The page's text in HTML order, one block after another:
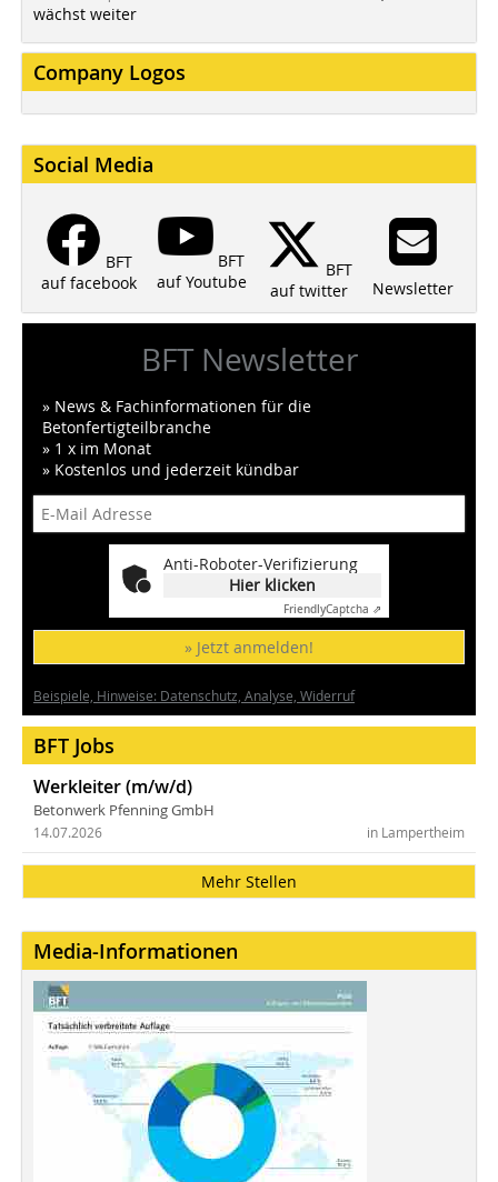
wächst weiter
Company Logos
Social Media
BFT
auf facebook
BFT
auf Youtube
BFT
auf twitter
Newsletter
BFT Newsletter
» News & Fachinformationen für die
Betonfertigteilbranche
» 1 x im Monat
» Kostenlos und jederzeit kündbar
Anti-Roboter-Verifizierung
Hier klicken
FriendlyCaptcha ⇗
» Jetzt anmelden!
Beispiele, Hinweise: Datenschutz, Analyse, Widerruf
BFT Jobs
Werkleiter (m/w/d)
Betonwerk Pfenning GmbH
in Lampertheim
14.07.2026
Mehr Stellen
Media-Informationen